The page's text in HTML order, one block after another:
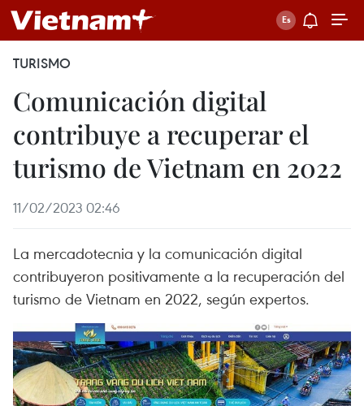
TURISMO
Comunicación digital
contribuye a recuperar el
turismo de Vietnam en 2022
11/02/2023 02:46
La mercadotecnia y la comunicación digital
contribuyeron positivamente a la recuperación del
turismo de Vietnam en 2022, según expertos.